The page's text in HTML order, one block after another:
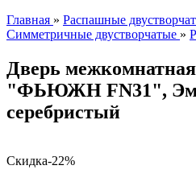
Главная » Распашные
Симметричные двустворчатые »
Дверь межкомнатная
"ФЬЮЖН FN31",
серебристый
Скидка-22%